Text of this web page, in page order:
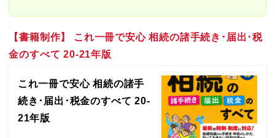
【書籍制作】 これ一冊で安心 相続の諸手続き･届出･税
金のすべて 20-21年版
これ一冊で安心 相続の諸手
続き･届出･税金のすべて 20-
21年版